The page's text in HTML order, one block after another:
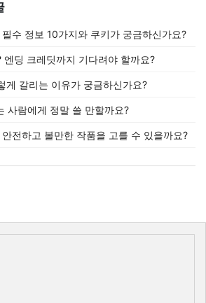
수 정보 10가지와 쿠키가 궁금하신가요?
엔딩 크레딧까지 기다려야 할까요?
게 갈리는 이유가 궁금하신가요?
사람에게 정말 쓸 만할까요?
전하고 볼만한 작품을 고를 수 있을까요?